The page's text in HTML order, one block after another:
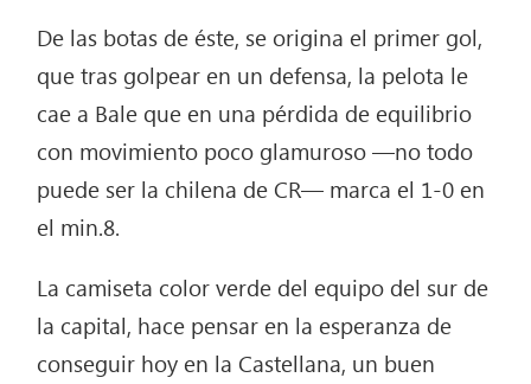
De las botas de éste, se origina el primer gol,
que tras golpear en un defensa, la pelota le
cae a Bale que en una pérdida de equilibrio
con movimiento poco glamuroso —no todo
puede ser la chilena de CR— marca el 1-0 en
el min.8.
La camiseta color verde del equipo del sur de
la capital, hace pensar en la esperanza de
conseguir hoy en la Castellana, un buen